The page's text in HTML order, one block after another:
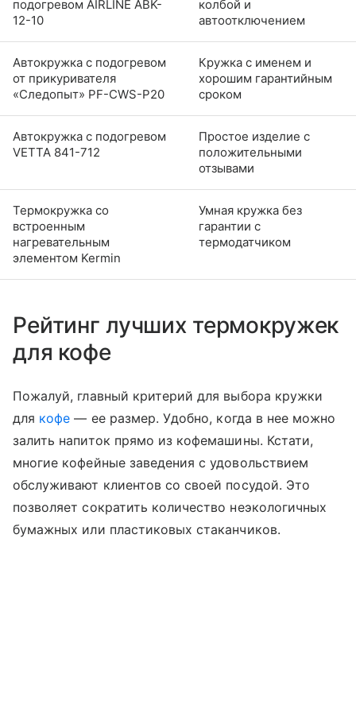
подогревом AIRLINE ABK-
12-10
колбой и
автоотключением
Автокружка с подогревом
от прикуривателя
«Следопыт» PF-CWS-P20
Кружка с именем и
хорошим гарантийным
сроком
Автокружка с подогревом
VETTA 841-712
Простое изделие с
положительными
отзывами
Термокружка со
встроенным
нагревательным
элементом Kermin
Умная кружка без
гарантии с
термодатчиком
Рейтинг лучших термокружек
для кофе
Пожалуй, главный критерий для выбора кружки
для кофе — ее размер. Удобно, когда в нее можно
залить напиток прямо из кофемашины. Кстати,
многие кофейные заведения с удовольствием
обслуживают клиентов со своей посудой. Это
позволяет сократить количество неэкологичных
бумажных или пластиковых стаканчиков.